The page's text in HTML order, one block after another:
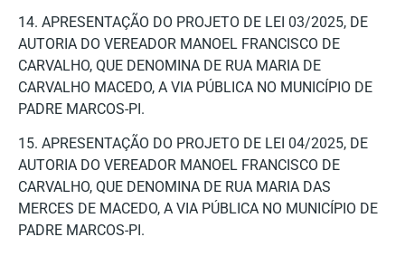
14. APRESENTAÇÃO DO PROJETO DE LEI 03/2025, DE
AUTORIA DO VEREADOR MANOEL FRANCISCO DE
CARVALHO, QUE DENOMINA DE RUA MARIA DE
CARVALHO MACEDO, A VIA PÚBLICA NO MUNICÍPIO DE
PADRE MARCOS-PI.
15. APRESENTAÇÃO DO PROJETO DE LEI 04/2025, DE
AUTORIA DO VEREADOR MANOEL FRANCISCO DE
CARVALHO, QUE DENOMINA DE RUA MARIA DAS
MERCES DE MACEDO, A VIA PÚBLICA NO MUNICÍPIO DE
PADRE MARCOS-PI.